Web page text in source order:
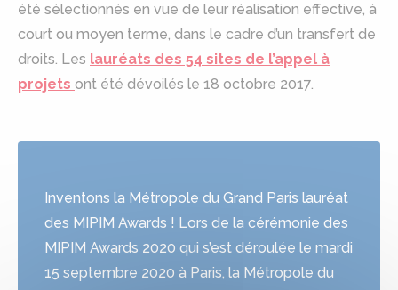
été sélectionnés en vue de leur réalisation effective, à
court ou moyen terme, dans le cadre d’un transfert de
droits. Les lauréats des 54 sites de l’appel à
projets ont été dévoilés le 18 octobre 2017.
Inventons la Métropole du Grand Paris lauréat
des MIPIM Awards ! Lors de la cérémonie des
MIPIM Awards 2020 qui s’est déroulée le mardi
15 septembre 2020 à Paris, la Métropole du